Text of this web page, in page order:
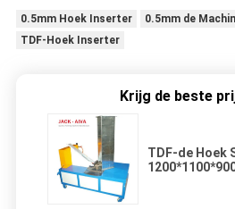
0.5mm Hoek Inserter
0.5mm de
TDF-Hoek Inserter
Krijg de beste
TDF-de Hoek